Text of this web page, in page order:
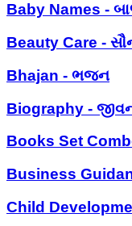
Baby Names -
Beauty Care -
Bhajan - ભજન
Biography -
Books Set
Business
Child